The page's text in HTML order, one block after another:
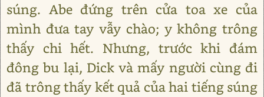
súng. Abe đứng trên cửa toa xe của
mình đưa tay vẫy chào; y không trông
thấy chi hết. Nhưng, trước khi đám
đông bu lại, Dick và mấy người cùng đi
đã trông thấy kết quả của hai tiếng súng